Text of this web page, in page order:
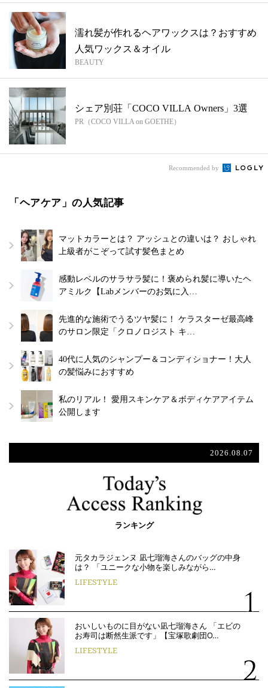
濡れ髪が作れるヘアワックスは？おすすめ
人気ワックス＆オイル
BEAUTY
シェア別荘「COCO VILLA Owners」3選
PR（COCO VILLA on GOETHE）
Recommended by
「ヘアケア」の人気記事
マットカラーとは？ アッシュとの違いは？ おしゃれ
上級者がこぞって試す髪色まとめ
感動レベルのサラサラ髪に！褒められ髪に導いたヘ
アミルク【Labメンバーのお気に入…
先進的な施術でうるツヤ髪に！ ケラスターゼ最高峰
のサロン限定「クロノロジスト キ…
40代に人気のシャンプー＆コンディショナー！大人
の髪悩みにおすすめ
私のリアル！ 愛用スキンケア＆ボディケアアイテム
公開します
2026.08.07
ランキング
元タカラジェンヌ 凪七瑠海さんのバッグの中身
は？ 「ユニークな小物を楽しみながら…
LIFESTYLE
おいしいものに目がない凪七瑠海さん 「エビの
お寿司は断然生派です」【宝塚歌劇団O…
LIFESTYLE